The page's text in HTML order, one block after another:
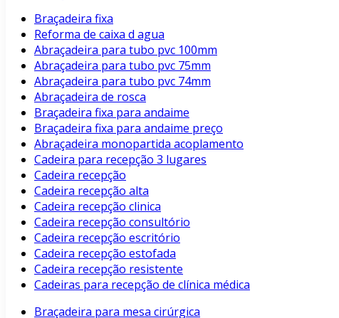
Braçadeira fixa
Reforma de caixa d agua
Abraçadeira para tubo pvc 100mm
Abraçadeira para tubo pvc 75mm
Abraçadeira para tubo pvc 74mm
Abraçadeira de rosca
Braçadeira fixa para andaime
Braçadeira fixa para andaime preço
Abraçadeira monopartida acoplamento
Cadeira para recepção 3 lugares
Cadeira recepção
Cadeira recepção alta
Cadeira recepção clinica
Cadeira recepção consultório
Cadeira recepção escritório
Cadeira recepção estofada
Cadeira recepção resistente
Cadeiras para recepção de clínica médica
Braçadeira para mesa cirúrgica